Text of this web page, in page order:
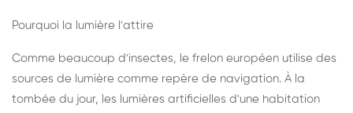
Pourquoi la lumière l'attire
Comme beaucoup d'insectes, le frelon européen utilise des
sources de lumière comme repère de navigation. À la
tombée du jour, les lumières artificielles d'une habitation